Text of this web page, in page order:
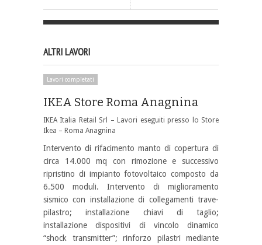
ALTRI LAVORI
Lavori completati
IKEA Store Roma Anagnina
IKEA Italia Retail Srl – Lavori eseguiti presso lo Store
Ikea – Roma Anagnina
Intervento di rifacimento manto di copertura di
circa 14.000 mq con rimozione e successivo
ripristino di impianto fotovoltaico composto da
6.500 moduli. Intervento di miglioramento
sismico con installazione di collegamenti trave-
pilastro; installazione chiavi di taglio;
installazione dispositivi di vincolo dinamico
“shock transmitter”; rinforzo pilastri mediante